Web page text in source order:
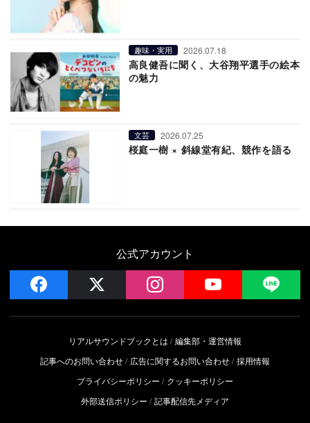
趣味・実用 2026.07.18
高良健吾に聞く、大谷翔平選手の絵本
の魅力
文芸 2026.07.25
桜庭一樹 × 斜線堂有紀、競作を語る
公式アカウント
facebook instagram YouTube
リアルサウンドブックとは
編集部・運営情報
記事へのお問い合わせ
広告に関するお問い合わせ 採用情報
プライバシーポリシー
クッキーポリシー
外部送信ポリシー
記事配信先メディア